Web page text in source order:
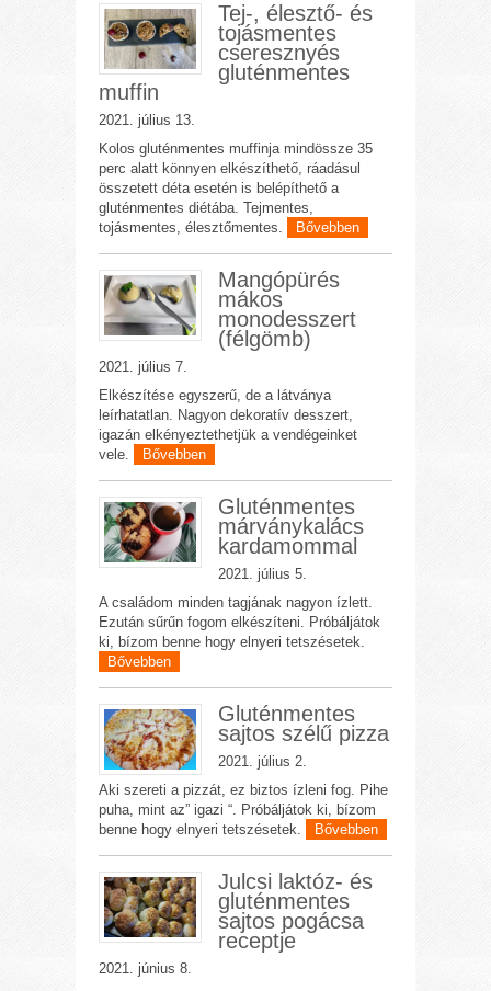
Tej-, élesztő- és
tojásmentes
cseresznyés
gluténmentes
muffin
2021. július 13.
Kolos gluténmentes muffinja mindössze 35
perc alatt könnyen elkészíthető, ráadásul
összetett déta esetén is belépíthető a
gluténmentes diétába. Tejmentes,
tojásmentes, élesztőmentes.
Bővebben
Mangópürés
mákos
monodesszert
(félgömb)
2021. július 7.
Elkészítése egyszerű, de a látványa
leírhatatlan. Nagyon dekoratív desszert,
igazán elkényeztethetjük a vendégeinket
vele.
Bővebben
Gluténmentes
márványkalács
kardamommal
2021. július 5.
A családom minden tagjának nagyon ízlett.
Ezután sűrűn fogom elkészíteni. Próbáljátok
ki, bízom benne hogy elnyeri tetszésetek.
Bővebben
Gluténmentes
sajtos szélű pizza
2021. július 2.
Aki szereti a pizzát, ez biztos ízleni fog. Pihe
puha, mint az” igazi “. Próbáljátok ki, bízom
benne hogy elnyeri tetszésetek.
Bővebben
Julcsi laktóz- és
gluténmentes
sajtos pogácsa
receptje
2021. június 8.